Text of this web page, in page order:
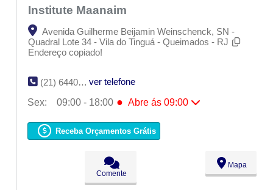
Institute Maanaim
Avenida Guilherme Beijamin Weinschenck, SN -
Quadral Lote 34 - Vila do Tinguá - Queimados - RJ
Endereço copiado!
(21) 6440-1054
ver telefone
Sex:
09:00 - 18:00 ● Abre ás 09:00
Ter:
09:00 - 18:00
Qua:
09:00 - 18:00
09:00 - 18:00
Fechado
Fechado
Receba Orçamentos Grátis
Comente
Mapa